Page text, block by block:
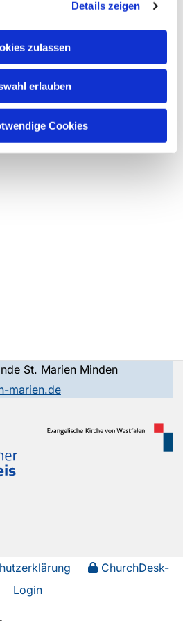
Details zeigen
zulassen
erlauben
Cookies
St. Marien Minden
marien.de
ChurchDesk-
Login